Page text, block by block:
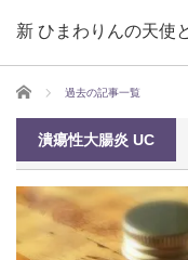
新 ひまわりんの天使
ホーム 過去の記事一覧
潰瘍性大腸炎 UC